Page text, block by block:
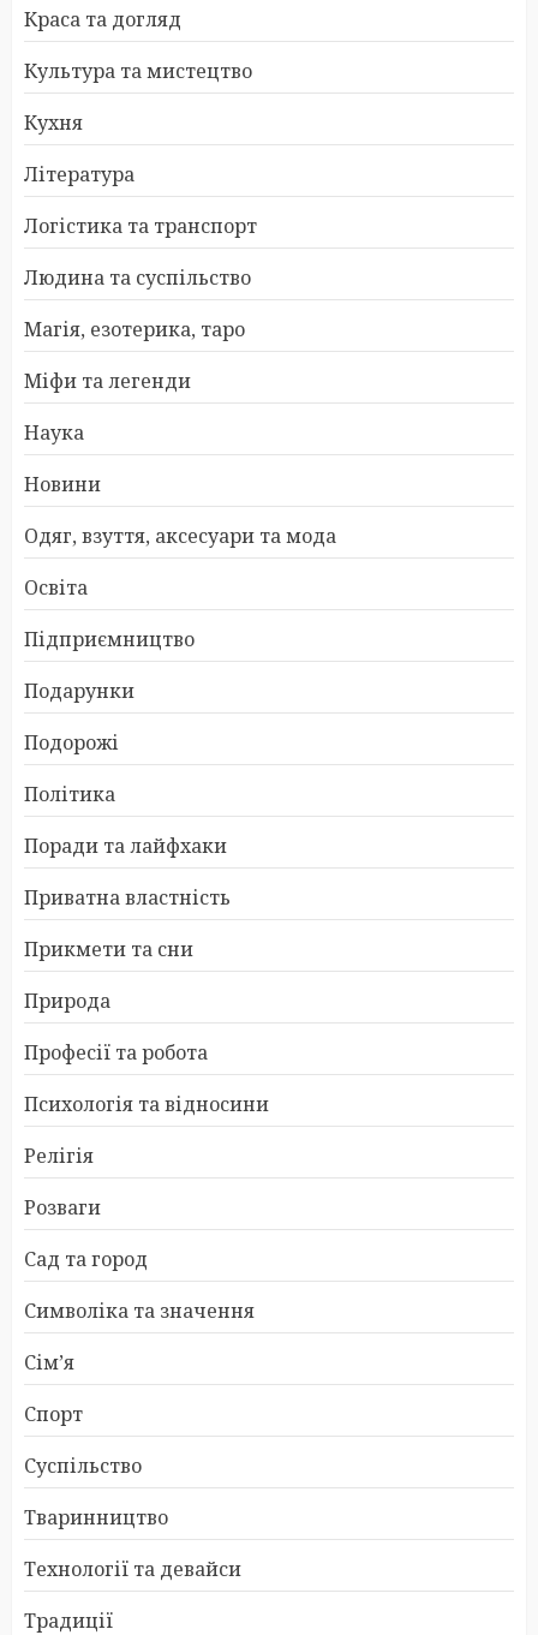
Краса та догляд
Культура та мистецтво
Кухня
Література
Логістика та транспорт
Людина та суспільство
Магія, езотерика, таро
Міфи та легенди
Наука
Новини
Одяг, взуття, аксесуари та мода
Освіта
Підприємництво
Подарунки
Подорожі
Політика
Поради та лайфхаки
Приватна властність
Прикмети та сни
Природа
Професії та робота
Психологія та відносини
Релігія
Розваги
Сад та город
Символіка та значення
Сім’я
Спорт
Суспільство
Тваринництво
Технології та девайси
Традиції